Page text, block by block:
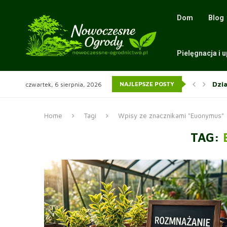
Dom Blog
Pielęgnacja i
czwartek, 6 sierpnia, 2026 NAJLEPSZE POSTY
Home Tagi Wpisy ze znacznikami "Euonymus"
TAG: